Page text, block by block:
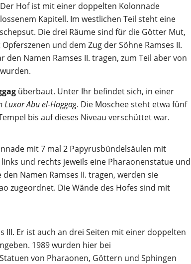
Hof ist mit einer doppelten Kolonnade
Kapitell. Im westlichen Teil steht eine
Die drei Räume sind für die Götter Mut,
und dem Zug der Söhne Ramses II.
Namen Ramses II. tragen, zum Teil aber von
überbaut. Unter Ihr befindet sich, in einer
Luxor Abu el-Haggag. Die Moschee steht etwa fünf
bis auf dieses Niveau verschüttet war.
mit 7 mal 2 Papyrusbündelsäulen mit
und rechts jeweils eine Pharaonenstatue und
Namen Ramses II. tragen, werden sie
zugeordnet. Die Wände des Hofes sind mit
III. Er ist auch an drei Seiten mit einer doppelten
1989 wurden hier bei
von Pharaonen, Göttern und Sphingen